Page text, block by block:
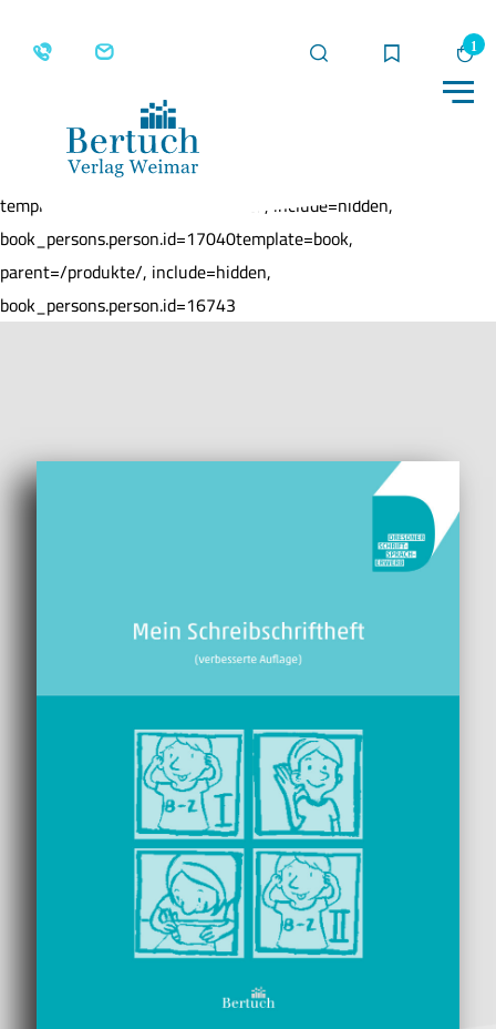
Merkliste
Home Produkte
template=book, parent=/produkte/, include=hidden,
book_persons.person.id=17040template=book,
parent=/produkte/, include=hidden,
book_persons.person.id=16743